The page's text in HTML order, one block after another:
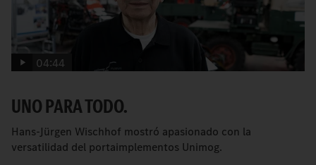
04:44
UNO PARA TODO.
Hans-Jürgen Wischhof mostró apasionado con la
versatilidad del portaimplementos Unimog.